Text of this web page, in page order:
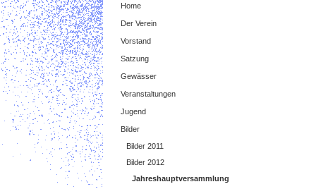
Home
Der Verein
Vorstand
Satzung
Gewässer
Veranstaltungen
Jugend
Bilder
Bilder 2011
Bilder 2012
Jahreshauptversammlung